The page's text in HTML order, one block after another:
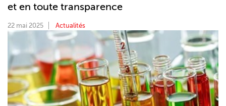
et en toute transparence
22 mai 2025 Actualités